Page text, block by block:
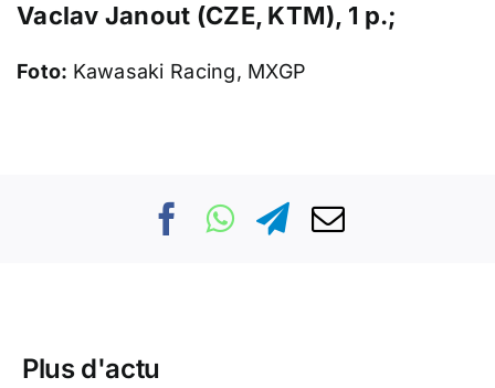
Vaclav Janout (CZE, KTM), 1 p.;
Foto: Kawasaki Racing, MXGP
Plus d'actu